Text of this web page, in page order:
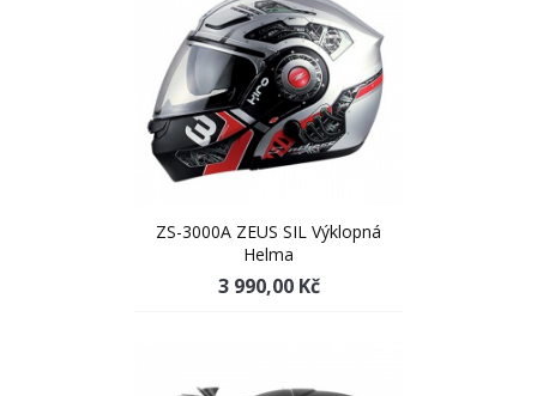
ZS-3000A ZEUS SIL Výklopná
Helma
3 990,00 Kč